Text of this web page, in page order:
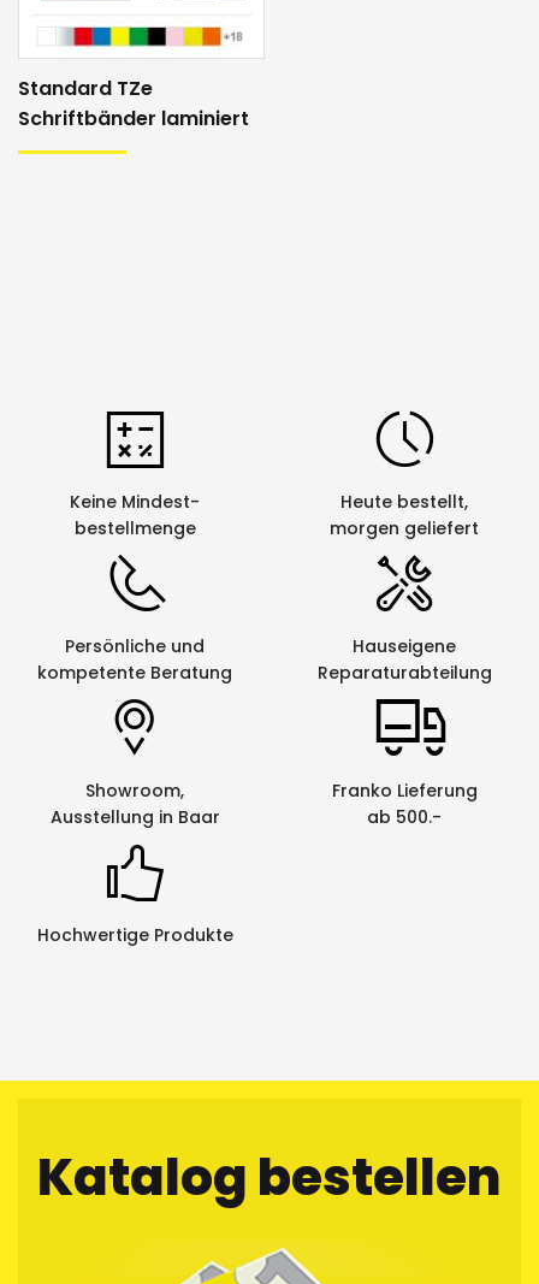
Standard TZe
Schriftbänder laminiert
Keine Mindest-
bestellmenge
Heute bestellt,
morgen geliefert
Persönliche und
kompetente Beratung
Hauseigene
Reparaturabteilung
Showroom,
Ausstellung in Baar
Franko Lieferung
ab 500.-
Hochwertige Produkte
Katalog bestellen